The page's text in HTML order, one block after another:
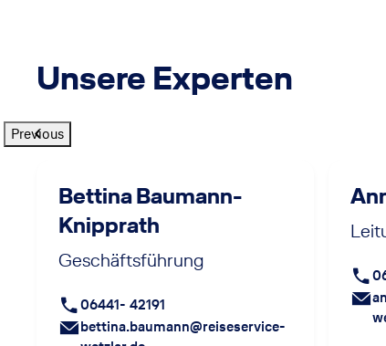
Unsere Experten
Previous
Bettina Baumann-
Knipprath
Geschäftsführung
06441- 42191
bettina.baumann@reiseservice-